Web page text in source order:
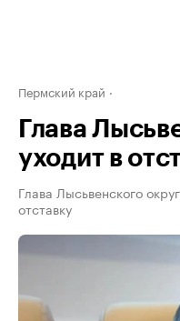
Пермский край
Глава
уходит в
Глава Лысьвенского
отставку